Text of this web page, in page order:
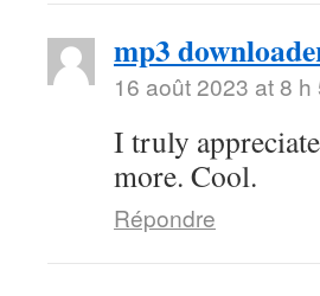
mp3
16 août 2023 at 8 h
I truly
more. Cool.
Répondre